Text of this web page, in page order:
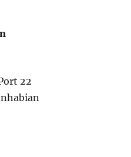
22